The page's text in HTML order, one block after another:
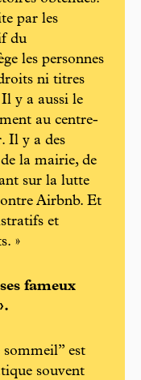
par les
du
les personnes
ni titres
y a aussi le
au centre-
Il y a des
la mairie, de
sur la lutte
Airbnb. Et
et
»
fameux
sommeil” est
souvent